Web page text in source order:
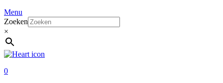
Menu
Zoeken
×
0